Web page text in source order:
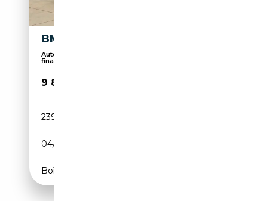
BMW X3 XDRIVE20D XLINE
Auto visibile in sede. Possibilità di
finanziament...
9 800€
239 000 km
04/2015
Boîte manuelle